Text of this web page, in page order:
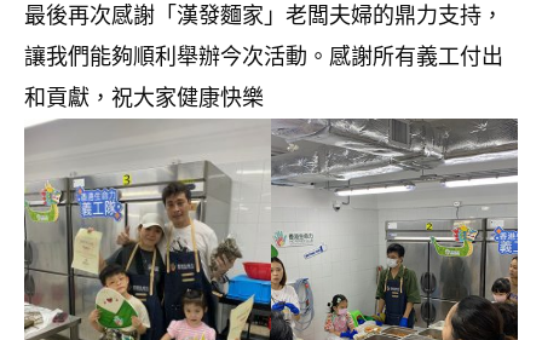
最後再次感謝「漢發麵家」老闆夫婦的鼎力支持，
讓我們能夠順利舉辦今次活動。感謝所有義工付出
和貢獻，祝大家健康快樂